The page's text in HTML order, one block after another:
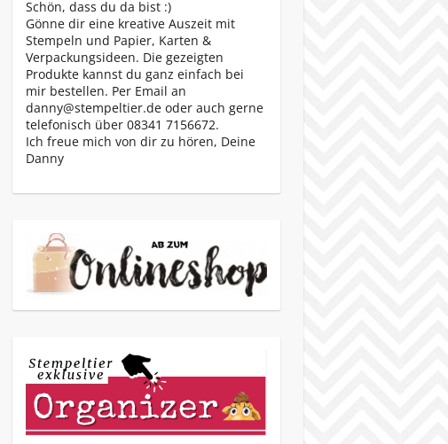
Schön, dass du da bist :)
Gönne dir eine kreative Auszeit mit
Stempeln und Papier, Karten &
Verpackungsideen. Die gezeigten
Produkte kannst du ganz einfach bei
mir bestellen. Per Email an
danny@stempeltier.de oder auch gerne
telefonisch über 08341 7156672.
Ich freue mich von dir zu hören, Deine
Danny